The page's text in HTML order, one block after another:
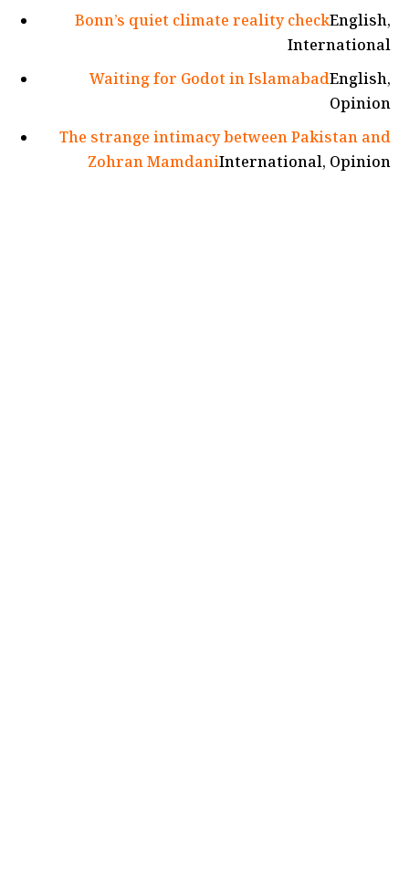
Bonn’s quiet climate reality checkEnglish,
International
Waiting for Godot in IslamabadEnglish,
Opinion
The strange intimacy between Pakistan and
Zohran MamdaniInternational, Opinion